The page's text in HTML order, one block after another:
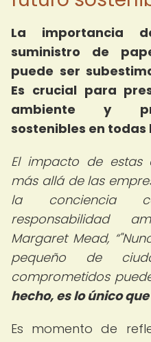
La importancia
suministro de
puede ser
Es crucial para
ambiente y
sostenibles en todas
El impacto de estas
más allá de las
la conciencia
responsabilidad
Margaret Mead,
pequeño de
comprometidos
hecho, es lo único
Es momento de